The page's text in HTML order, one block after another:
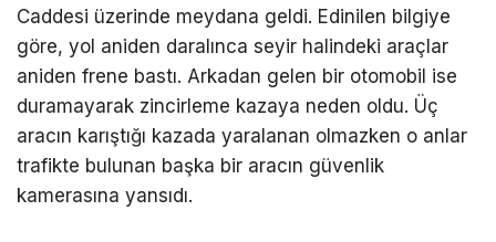
Caddesi üzerinde meydana geldi. Edinilen bilgiye
göre, yol aniden daralınca seyir halindeki araçlar
aniden frene bastı. Arkadan gelen bir otomobil ise
duramayarak zincirleme kazaya neden oldu. Üç
aracın karıştığı kazada yaralanan olmazken o anlar
trafikte bulunan başka bir aracın güvenlik
kamerasına yansıdı.